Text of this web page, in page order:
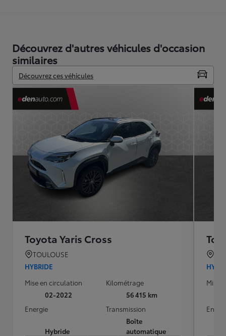
Découvrez d'autres véhicules d'occasion
similaires
Découvrez ces véhicules
Toyota Yaris Cross
TOULOUSE
HYBRIDE
Mise en circulation
02-2022
Kilométrage
56 415 km
Energie
Hybride
Transmission
Boîte
automatique
Mise